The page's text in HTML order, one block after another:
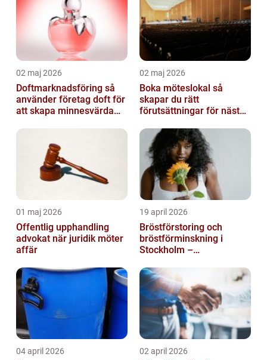
02 maj 2026
Doftmarknadsföring så
använder företag doft för
att skapa minnesvärda
02 maj 2026
Boka möteslokal så
skapar du rätt
förutsättningar för nästa
01 maj 2026
Offentlig upphandling
advokat när juridik möter
affär
19 april 2026
Bröstförstoring och
bröstförminskning i
Stockholm –
04 april 2026 02 april 2026